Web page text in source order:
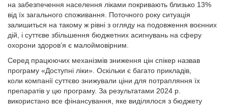
на забезпечення населення ліками покривають близько 13%
від їх загального споживання. Поточного року ситуація
залишиться на такому ж рівні з огляду на подовження воєнних
дій, і суттєве збільшення бюджетних асигнувань на сферу
охорони здоров’я є малоймовірним.
Серед працюючих механізмів зниження цін спікер назвав
програму «Доступні ліки». Оскільки є багато прикладів,
коли компанії суттєво знижували ціни для потрапляння їх
препаратів у цю програму. За результатами 2024 р.
використано все фінансування, яке виділялося з бюджету